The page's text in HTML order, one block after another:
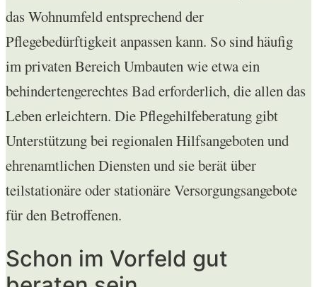
das Wohnumfeld entsprechend der
Pflegebedürftigkeit anpassen kann. So sind häufig
im privaten Bereich Umbauten wie etwa ein
behindertengerechtes Bad erforderlich, die allen das
Leben erleichtern. Die Pflegehilfeberatung gibt
Unterstützung bei regionalen Hilfsangeboten und
ehrenamtlichen Diensten und sie berät über
teilstationäre oder stationäre Versorgungsangebote
für den Betroffenen.
Schon im Vorfeld gut